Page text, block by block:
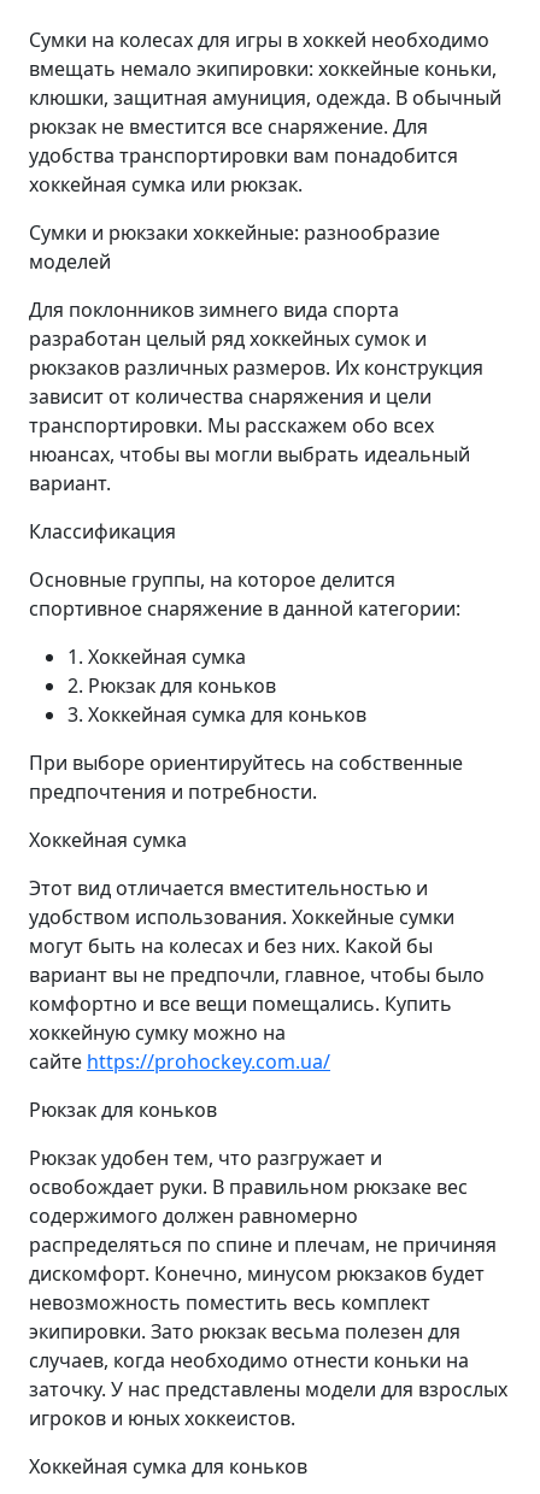
Сумки на колесах для игры в хоккей необходимо
вмещать немало экипировки: хоккейные коньки,
клюшки, защитная амуниция, одежда. В обычный
рюкзак не вместится все снаряжение. Для
удобства транспортировки вам понадобится
хоккейная сумка или рюкзак.
Сумки и рюкзаки хоккейные: разнообразие
моделей
Для поклонников зимнего вида спорта
разработан целый ряд хоккейных сумок и
рюкзаков различных размеров. Их конструкция
зависит от количества снаряжения и цели
транспортировки. Мы расскажем обо всех
нюансах, чтобы вы могли выбрать идеальный
вариант.
Классификация
Основные группы, на которое делится
спортивное снаряжение в данной категории:
1. Хоккейная сумка
2. Рюкзак для коньков
3. Хоккейная сумка для коньков
При выборе ориентируйтесь на собственные
предпочтения и потребности.
Хоккейная сумка
Этот вид отличается вместительностью и
удобством использования. Хоккейные сумки
могут быть на колесах и без них. Какой бы
вариант вы не предпочли, главное, чтобы было
комфортно и все вещи помещались. Купить
хоккейную сумку можно на
сайте https://prohockey.com.ua/
Рюкзак для коньков
Рюкзак удобен тем, что разгружает и
освобождает руки. В правильном рюкзаке вес
содержимого должен равномерно
распределяться по спине и плечам, не причиняя
дискомфорт. Конечно, минусом рюкзаков будет
невозможность поместить весь комплект
экипировки. Зато рюкзак весьма полезен для
случаев, когда необходимо отнести коньки на
заточку. У нас представлены модели для взрослых
игроков и юных хоккеистов.
Хоккейная сумка для коньков